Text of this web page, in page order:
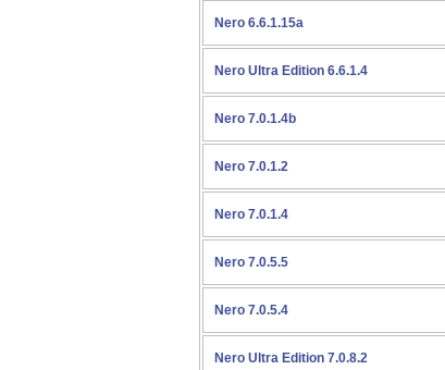
Nero 6.6.1.15a
Nero Ultra Edition 6.6.1.4
Nero 7.0.1.4b
Nero 7.0.1.2
Nero 7.0.1.4
Nero 7.0.5.5
Nero 7.0.5.4
Nero Ultra Edition 7.0.8.2